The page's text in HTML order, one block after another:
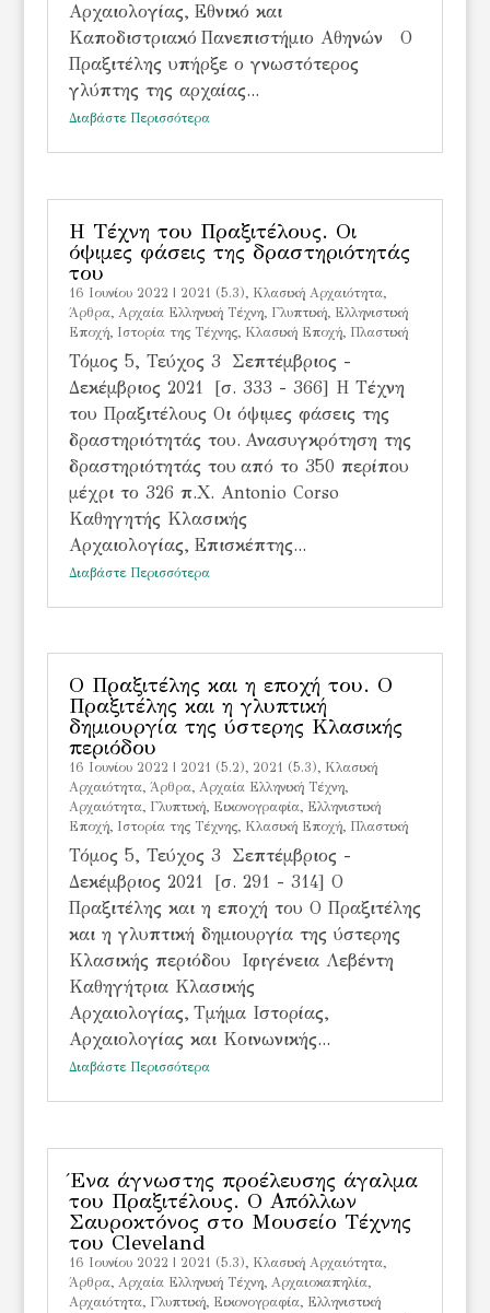
Αρχαιολογίας, Εθνικό και
Καποδιστριακό Πανεπιστήμιο Αθηνών Ο
Πραξιτέλης υπήρξε ο γνωστότερος
γλύπτης της αρχαίας...
Διαβάστε Περισσότερα
Η Τέχνη του Πραξιτέλους. Οι
όψιμες φάσεις της δραστηριότητάς
του
16 Ιουνίου 2022 | 2021 (5.3) Kλασική Αρχαιότητα,
Άρθρα, Αρχαία Ελληνική Τέχνη, Γλυπτική, Ελληνιστική
Εποχή, Ιστορία της Τέχνης, Κλασική Εποχή, Πλαστική
Τόμος 5, Τεύχος 3 Σεπτέμβριος -
Δεκέμβριος 2021 [σ. 333 - 366] Η Τέχνη
του Πραξιτέλους Οι όψιμες φάσεις της
δραστηριότητάς του. Ανασυγκρότηση της
δραστηριότητάς του από το 350 περίπου
μέχρι το 326 π.Χ. Antonio Corso
Καθηγητής Κλασικής
Αρχαιολογίας, Επισκέπτης...
Διαβάστε Περισσότερα
Ο Πραξιτέλης και η εποχή του. Ο
Πραξιτέλης και η γλυπτική
δημιουργία της ύστερης Κλασικής
περιόδου
16 Ιουνίου 2022 2021 (5.2), 2021 (5.3), Kλασική
Αρχαιότητα, Άρθρα, Αρχαία Ελληνική Τέχνη,
Αρχαιότητα, Γλυπτική, Εικονογραφία, Ελληνιστική
Εποχή, Ιστορία της Τέχνης, Κλασική Εποχή, Πλαστική
Τόμος 5, Τεύχος 3 Σεπτέμβριος -
Δεκέμβριος 2021 [σ. 291 - 314] Ο
Πραξιτέλης και η εποχή του Ο Πραξιτέλης
και η γλυπτική δημιουργία της ύστερης
Κλασικής περιόδου Ιφιγένεια Λεβέντη
Καθηγήτρια Κλασικής
Αρχαιολογίας, Τμήμα Ιστορίας,
Αρχαιολογίας και Κοινωνικής...
Διαβάστε Περισσότερα
Ένα άγνωστης προέλευσης άγαλμα
του Πραξιτέλους. Ο Απόλλων
Σαυροκτόνος στο Μουσείο Τέχνης
του Cleveland
16 Ιουνίου 2022 2021 (5.3), Kλασική Αρχαιότητα,
Άρθρα, Αρχαία Ελληνική Τέχνη, Αρχαιοκαπηλία,
Αρχαιότητα, Γλυπτική, Εικονογραφία, Ελληνιστική